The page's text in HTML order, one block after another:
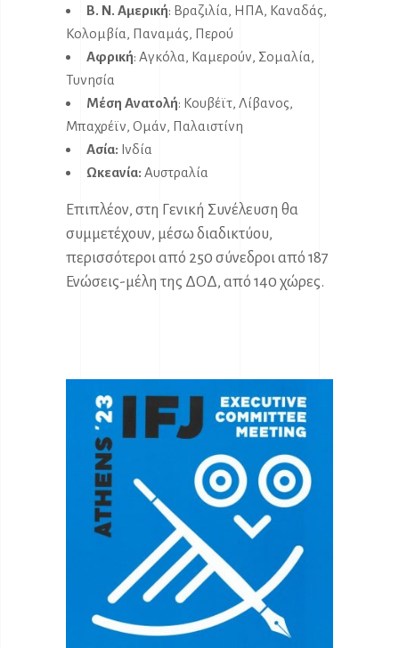
Β. Ν. Αμερική: Βραζιλία, ΗΠΑ, Καναδάς,
Κολομβία, Παναμάς, Περού
Αφρική: Αγκόλα, Καμερούν, Σομαλία,
Τυνησία
Μέση Ανατολή: Κουβέϊτ, Λίβανος,
Μπαχρέϊν, Ομάν, Παλαιστίνη
Ασία: Ινδία
Ωκεανία: Αυστραλία
Επιπλέον, στη Γενική Συνέλευση θα
συμμετέχουν, μέσω διαδικτύου,
περισσότεροι από 250 σύνεδροι από 187
Ενώσεις-μέλη της ΔΟΔ, από 140 χώρες.